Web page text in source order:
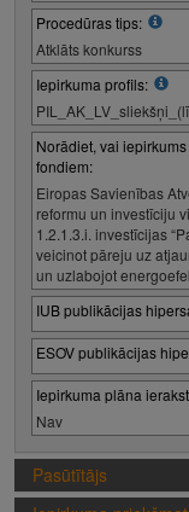
Procedūras tips:
Atklāts konkurss
Iepirkuma profils:
Norādiet, vai
fondiem:
Eiropas Savienības
reformu un investīciju
1.2.1.3.i. investīcijas
veicinot pāreju uz
un uzlabojot
IUB publikācijas
ESOV publikācijas
Iepirkuma plāna
Nav
Pasūtītājs